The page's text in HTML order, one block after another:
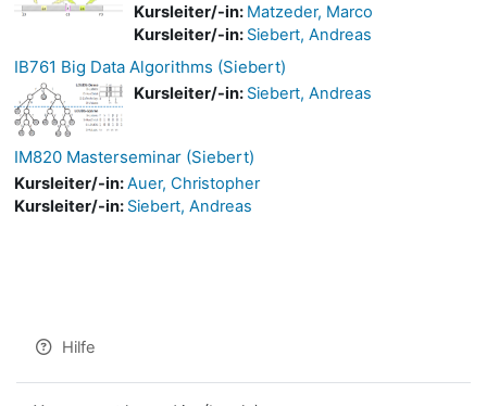
Kursleiter/-in: Matzeder, Marco
Kursleiter/-in: Siebert, Andreas
IB761 Big Data Algorithms (Siebert)
Kursleiter/-in: Siebert, Andreas
IM820 Masterseminar (Siebert)
Kursleiter/-in:Auer, Christopher
Kursleiter/-in: Siebert, Andreas
Hilfe